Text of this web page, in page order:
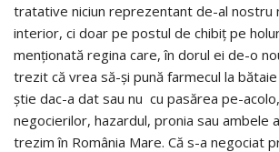
tratative niciun reprezentant de-al nostru
interior, ci doar pe postul de chibiț pe
menționată regina care, în dorul ei de-o
trezit că vrea să-și pună farmecul la
știe dac-a dat sau nu cu pasărea pe-
negocierilor, hazardul, pronia sau ambele
trezim în România Mare. Că s-a negociat